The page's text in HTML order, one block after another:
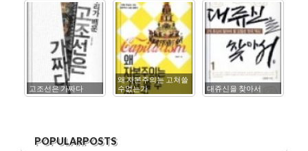
고조선은 가짜다
왜 자본주의는 고쳐쓸
수없는가
대쥬신을 찾아서
POPULARPOSTS